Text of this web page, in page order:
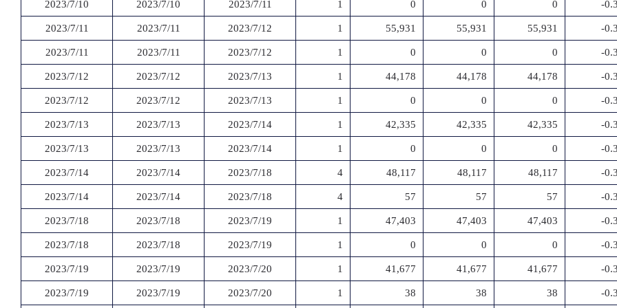
2023/7/10 2023/7/10 2023/7/11 1 0 0 0 -
2023/7/11 2023/7/11 2023/7/12 1 55,931 55,931 55,931 -
2023/7/11 2023/7/11 2023/7/12 1 0 0 0 -
2023/7/12 2023/7/12 2023/7/13 1 44,178 44,178 44,178 -
2023/7/12 2023/7/12 2023/7/13 1 0 0 0 -
2023/7/13 2023/7/13 2023/7/14 1 42,335 42,335 42,335 -
2023/7/13 2023/7/13 2023/7/14 1 0 0 0 -
2023/7/14 2023/7/14 2023/7/18 4 48,117 48,117 48,117 -
2023/7/14 2023/7/14 2023/7/18 4 57 57 57 -
2023/7/18 2023/7/18 2023/7/19 1 47,403 47,403 47,403 -
2023/7/18 2023/7/18 2023/7/19 1 0 0 0 -
2023/7/19 2023/7/19 2023/7/20 1 41,677 41,677 41,677 -
2023/7/19 2023/7/19 2023/7/20 1 38 38 38 -